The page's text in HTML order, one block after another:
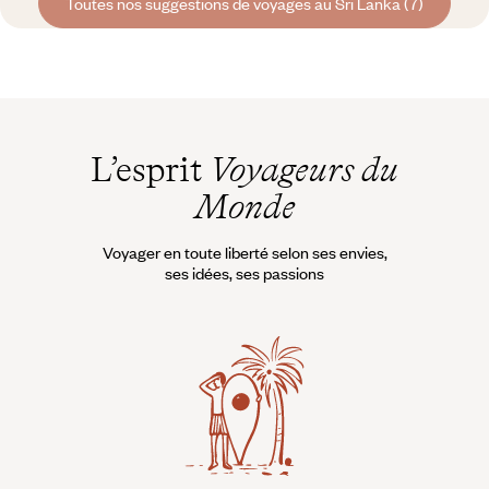
L’esprit Voyageurs du
Monde
Voyager en toute liberté selon ses envies,
ses idées, ses passions